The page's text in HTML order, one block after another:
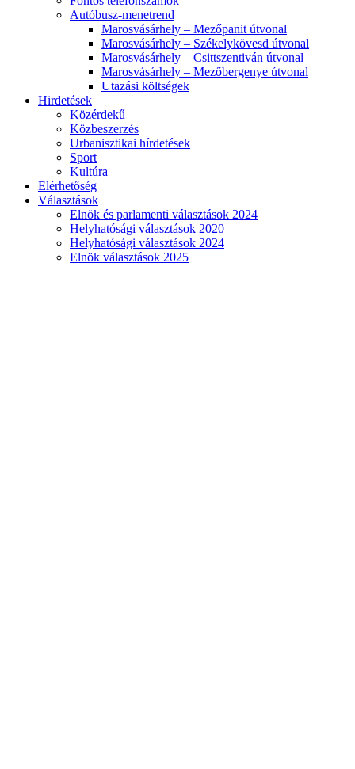
Autóbusz-menetrend
Marosvásárhely – Mezőpanit útvonal
Marosvásárhely – Székelykövesd útvonal
Marosvásárhely – Csittszentiván útvonal
Marosvásárhely – Mezőbergenye útvonal
Utazási költségek
Hirdetések
Közérdekű
Közbeszerzés
Urbanisztikai hírdetések
Sport
Kultúra
Elérhetőség
Választások
Elnök és parlamenti választások 2024
Helyhatósági választások 2020
Helyhatósági választások 2024
Elnök választások 2025